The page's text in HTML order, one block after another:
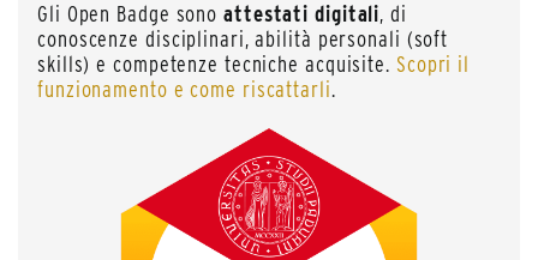
Gli Open Badge sono attestati digitali, di
conoscenze disciplinari, abilità personali (soft
skills) e competenze tecniche acquisite. Scopri il
funzionamento e come riscattarli.